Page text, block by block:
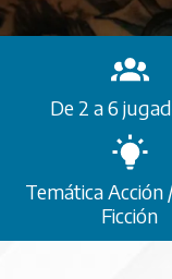
De 2 a 6
Temática Acción
Ficción